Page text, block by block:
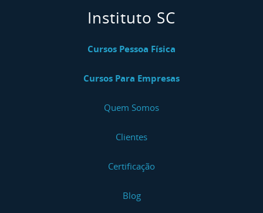
Instituto SC
Cursos Pessoa Física
Cursos Para Empresas
Quem Somos
Clientes
Certificação
Blog